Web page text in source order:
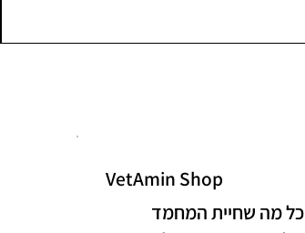
VetAmin Shop
כל מה שחיית המחמד